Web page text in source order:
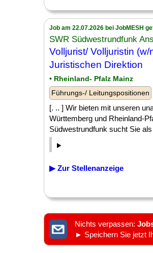
Job am 22.07.2026 bei JobMESH
SWR Südwestrundfunk
Volljurist/ Volljuristin
Juristischen Direktion
• Rheinland- Pfalz Mainz
Führungs-/ Leitungspositionen
[. .. ] Wir bieten mit unseren
Württemberg und Rheinland-
Südwestrundfunk sucht Sie
▶ Zur Stellenanzeige
Nichts verpassen:
► Speichern Sie jetzt